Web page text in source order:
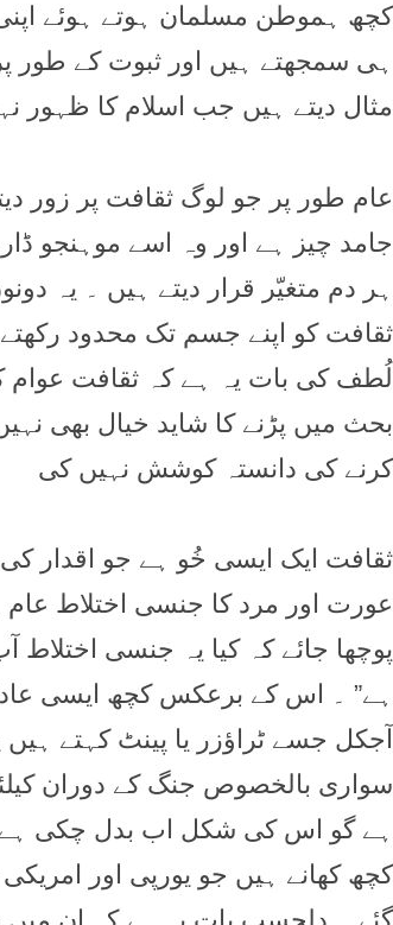
کچھ ہموطن مسلمان ہوتے ہوئے
ہی سمجھتے ہیں اور ثبوت کے طور
مثال دیتے ہیں جب اسلام کا ظہور
عام طور پر جو لوگ ثقافت پر زور
جامد چیز ہے اور وہ اسے موہنجو
ہر دم متغیّر قرار دیتے ہیں ۔ یہ
ثقافت کو اپنے جسم تک محدود
لُطف کی بات یہ ہے کہ ثقافت عوام
بحث میں پڑنے کا شاید خیال بھی
کرنے کی دانستہ کوشش نہیں کی
ثقافت ایک ایسی خُو ہے جو اقدار
عورت اور مرد کا جنسی اختلاط
پوچھا جائے کہ کیا یہ جنسی
ہے” ۔ اس کے برعکس کچھ ایسی
آجکل جسے ٹراؤزر یا پینٹ کہتے
سواری بالخصوص جنگ کے دوران
ہے گو اس کی شکل اب بدل چکی
کچھ کھانے ہیں جو یورپی اور